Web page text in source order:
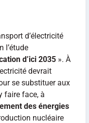
d’électricité
l’étude
d’ici 2035». À
devrait
se substituer aux
faire face, à
des énergies
nucléaire